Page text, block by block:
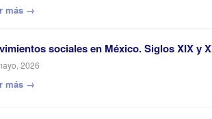
más →
sociales en México. Siglos XIX y
2026
más →